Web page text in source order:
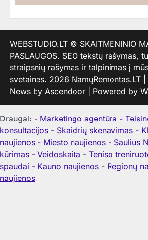
WEBSTUDIO.LT © SKAITMENINIO
PASLAUGOS. SEO tekstų rašymas,
straipsnių rašymas ir talpinimas į
svetaines. 2026 NamųRemontas.LT
News by Ascendoor | Powered by
Draugai: - Marketingo agentūra -
konsultacijos - Skaidrių skenavimas -
naujienos - Miesto naujienos - Saulius
kūrimas - Veidoskaita - Teniso
spaudai - Kauno naujienos - Regionų
naujienos